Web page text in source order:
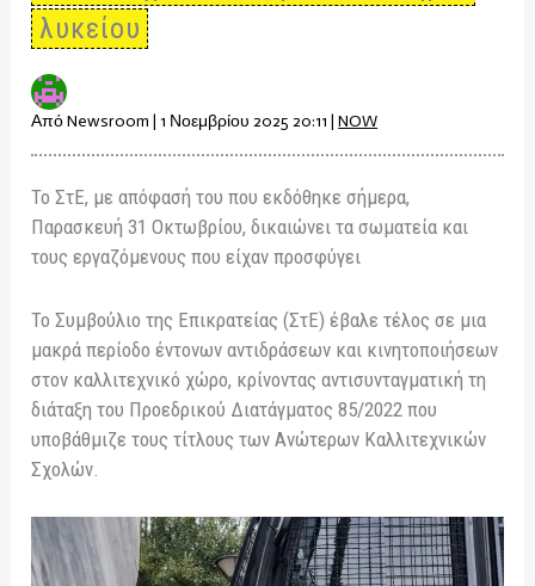
λυκείου
ΑπόNewsroom| 1 Νοεμβρίου 2025 20:11|NOW
Το ΣτΕ, με απόφασή του που εκδόθηκε σήμερα,
Παρασκευή 31 Οκτωβρίου, δικαιώνει τα σωματεία και
τους εργαζόμενους που είχαν προσφύγει
Το Συμβούλιο της Επικρατείας (ΣτΕ) έβαλε τέλος σε μια
μακρά περίοδο έντονων αντιδράσεων και κινητοποιήσεων
στον καλλιτεχνικό χώρο, κρίνοντας αντισυνταγματική τη
διάταξη του Προεδρικού Διατάγματος 85/2022 που
υποβάθμιζε τους τίτλους των Ανώτερων Καλλιτεχνικών
Σχολών.